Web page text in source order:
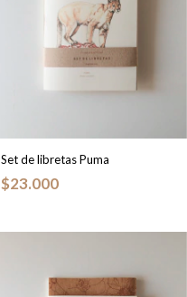
Set de libretas Puma
$23.000